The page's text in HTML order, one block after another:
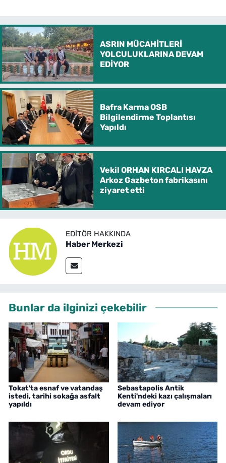
ASRIN MÜCAHİTLERİ
YOLCULUKLARINA DEVAM
EDİYOR
Bafra Karma OSB
Bilgilendirme Toplantısı
Yapıldı
Vekil ORHAN KIRCALI HAVZA
Arkoz Gazbeton fabrikasını
ziyaret etti
EDITÖR HAKKINDA
Haber Merkezi
Bunlar da ilginizi çekebilir
Tokat'ta esnaf ve vatandaş
istedi, tarihi sokağa asfalt
yapıldı
Sebastapolis Antik
Kenti'ndeki kazı çalışmaları
devam ediyor